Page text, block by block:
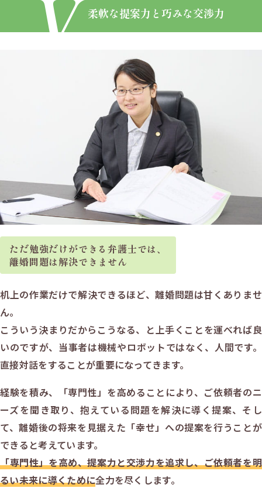
柔軟な提案力と巧みな交渉力
ただ勉強だけができる弁護士では、
離婚問題は解決できません
机上の作業だけで解決できるほど、離婚問題は甘くありませ
ん。
こういう決まりだからこうなる、と上手くことを運べれば良
いのですが、当事者は機械やロボットではなく、人間です。
直接対話をすることが重要になってきます。
経験を積み、「専門性」を高めることにより、ご依頼者のニ
ーズを聞き取り、抱えている問題を解決に導く提案、そし
て、離婚後の将来を見据えた「幸せ」への提案を行うことが
できると考えています。
「専門性」を高め、提案力と交渉力を追求し、ご依頼者を明
るい未来に導くために全力を尽くします。